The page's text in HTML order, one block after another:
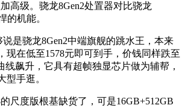
高级。骁龙8Gen2处置器对比骁龙
的机能。
骁龙8Gen2中端旗舰的跳水王，本来
现在低至1578元即可到手，价钱同样跌至
线飙升，它具有超帧独显芯片做为辅帮，
型手逛。
度版根基缺货了，可是16GB+512GB